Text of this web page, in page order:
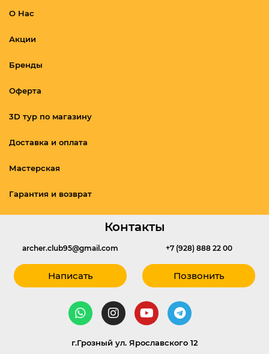
О Нас
Акции
Бренды
Оферта
3D тур по магазину
Доставка и оплата
Мастерская
Гарантия и возврат
Контакты
archer.club95@gmail.com
Написать
+7 (928) 888 22 00
Позвонить
г.Грозный ул. Ярославского 12